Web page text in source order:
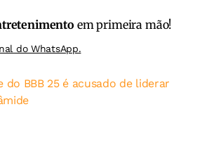
em primeira mão!
do WhatsApp.
do BBB 25 é acusado de liderar